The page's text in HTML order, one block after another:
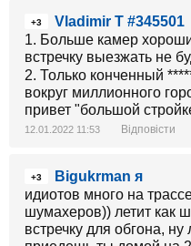
+3
Vladimir T #345501
1. Больше камер
встречку выезжать не
2. Только конченный
вокруг миллионного
привет "большой
12.01.2022 11:53 Відповісти
+3
Bigukrman я
идиотов много на
шумахеров)) летит как
встречку для обгона,